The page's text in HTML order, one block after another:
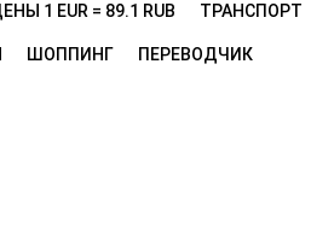
1 EUR = 89.1 RUB ТРАНСПОРТ
ШОППИНГ ПЕРЕВОДЧИК